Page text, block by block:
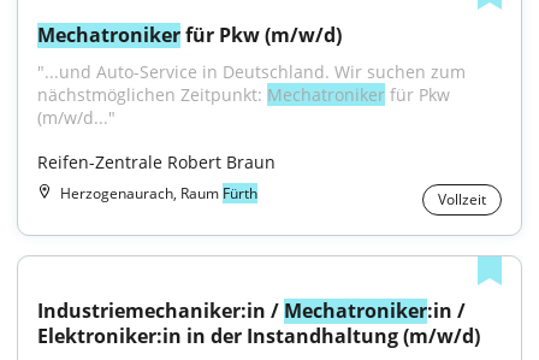
Mechatroniker für Pkw (m/w/d)
"...und Auto-Service in Deutschland. Wir suchen zum
nächstmöglichen Zeitpunkt: Mechatroniker für Pkw
(m/w/d..."
Reifen-Zentrale Robert Braun
Herzogenaurach, Raum Fürth Vollzeit
Industriemechaniker:in / Mechatroniker:in /
Elektroniker:in in der Instandhaltung (m/w/d)